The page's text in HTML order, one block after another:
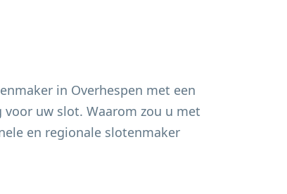
in Overhespen met een
uw slot. Waarom zou u met
en regionale slotenmaker